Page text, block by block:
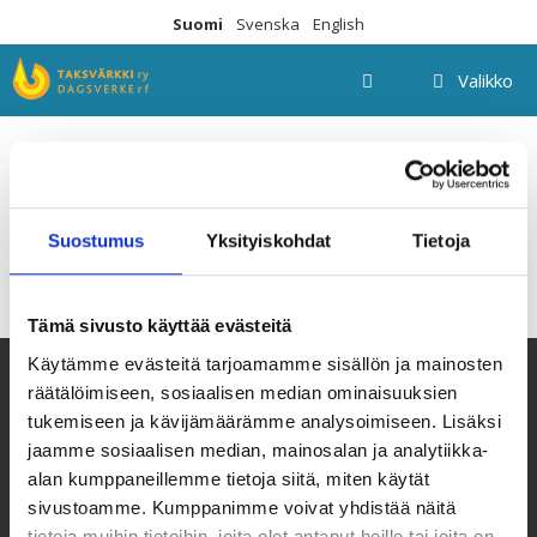
Suostumus Yksityiskohdat Tietoja
Tämä sivusto käyttää evästeitä
Käytämme evästeitä tarjoamamme sisällön ja mainosten
räätälöimiseen, sosiaalisen median ominaisuuksien
tukemiseen ja kävijämäärämme analysoimiseen. Lisäksi
jaamme sosiaalisen median, mainosalan ja analytiikka-
alan kumppaneillemme tietoja siitä, miten käytät
sivustoamme. Kumppanimme voivat yhdistää näitä
sisältöön
Suomi Svenska English
Valikko